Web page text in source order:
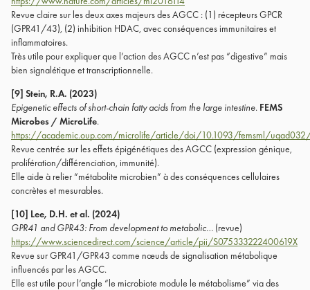
Revue claire sur les deux axes majeurs des AGCC : (1) récepteurs GPCR
(GPR41/43), (2) inhibition HDAC, avec conséquences immunitaires et
inflammatoires.
Très utile pour expliquer que l’action des AGCC n’est pas “digestive” mais
bien signalétique et transcriptionnelle.
[9] Stein, R.A. (2023)
Epigenetic effects of short-chain fatty acids from the large intestine. FEMS
Microbes / MicroLife.
https://academic.oup.com/microlife/article/doi/10.1093/femsml/
Revue centrée sur les effets épigénétiques des AGCC (expression génique,
prolifération/différenciation, immunité).
Elle aide à relier “métabolite microbien” à des conséquences cellulaires
concrètes et mesurables.
[10] Lee, D.H. et al. (2024)
GPR41 and GPR43: From development to metabolic… (revue)
https://www.sciencedirect.com/science/article/pii/S075333222400619X
Revue sur GPR41/GPR43 comme nœuds de signalisation métabolique
influencés par les AGCC.
Elle est utile pour l’angle “le microbiote module le métabolisme” via des